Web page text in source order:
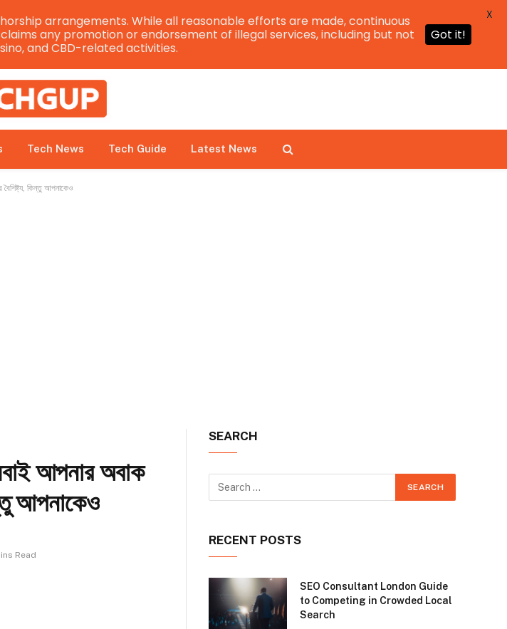
Tech News Tech Guide Latest News
কিন্তু আপনাকেও
আপনার অবাক
আপনাকেও
Read
SEARCH
RECENT POSTS
SEO Consultant London Guide
to Competing in Crowded Local
Search
arrangements. While all reasonable efforts are made, continuous
any promotion or endorsement of illegal services, including but not
and CBD-related activities.
Got it!
X